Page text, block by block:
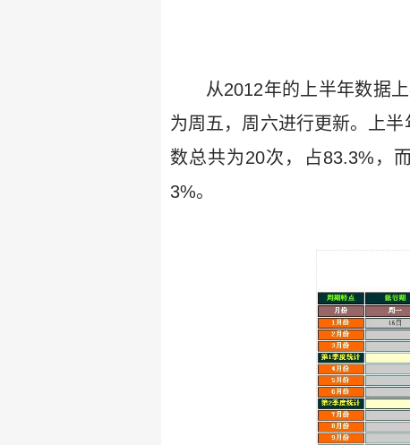
从2012年的上半年数据
为周五，周六进行更新。上
数总共为20次，占83.3%，
3%。